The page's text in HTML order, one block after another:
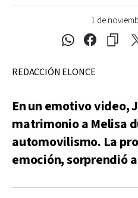
1 de
REDACCIÓN ELONCE
En un emotivo video,
matrimonio a Melisa
automovilismo. La
emoción, sorprendió